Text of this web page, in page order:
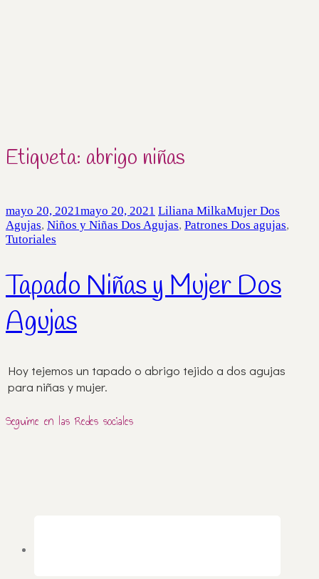
Etiqueta: abrigo niñas
mayo 20, 2021mayo 20, 2021 Liliana MilkaMujer Dos
Agujas, Niños y Niñas Dos Agujas, Patrones Dos agujas,
Tutoriales
Tapado Niñas y Mujer Dos
Agujas
Hoy tejemos un tapado o abrigo tejido a dos agujas
para niñas y mujer.
Seguime en las Redes sociales